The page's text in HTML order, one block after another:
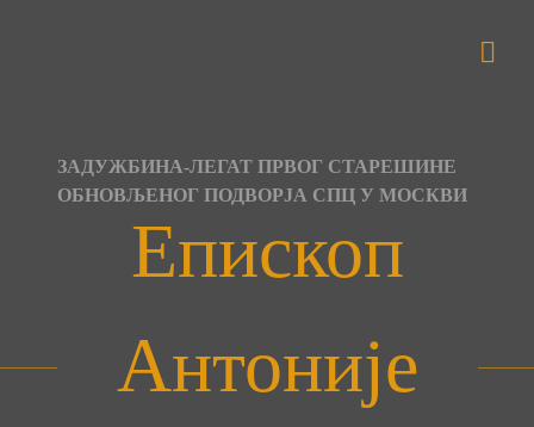
ЗАДУЖБИНА-ЛЕГАТ ПРВОГ СТАРЕШИНЕ
ОБНОВЉЕНОГ ПОДВОРЈА СПЦ У МОСКВИ
Епископ
Антоније